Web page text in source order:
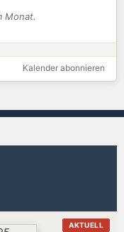
Monat.
Kalender abonnieren
AKTUELL